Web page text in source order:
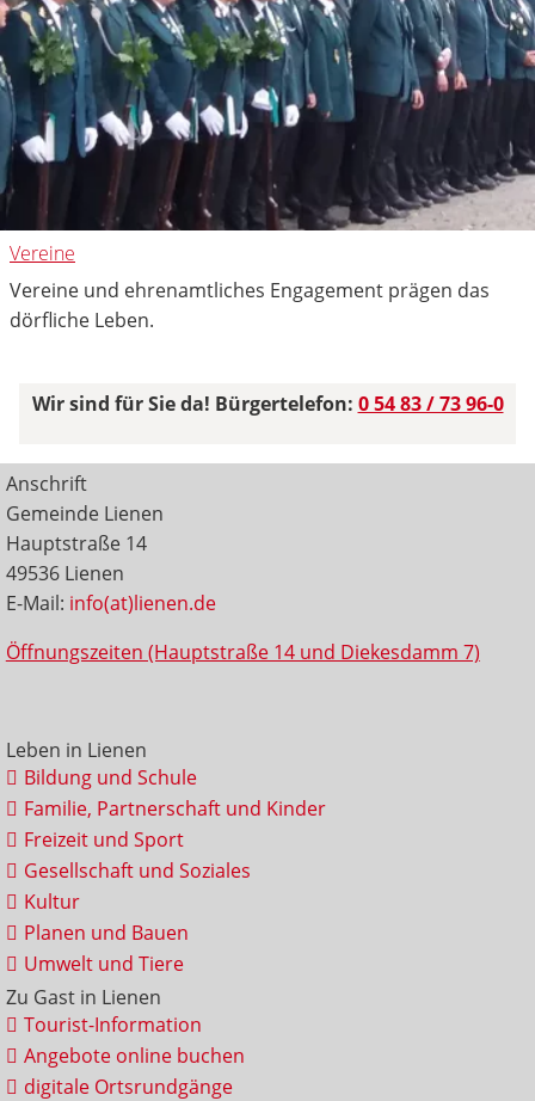
Vereine
Vereine und ehrenamtliches Engagement prägen das
dörfliche Leben.
Wir sind für Sie da! Bürgertelefon: 0 54 83 / 73 96-0
Anschrift
Gemeinde Lienen
Hauptstraße 14
49536 Lienen
E-Mail: info(at)lienen.de
Öffnungszeiten (Hauptstraße 14 und Diekesdamm 7)
Leben in Lienen
Bildung und Schule
Familie, Partnerschaft und Kinder
Freizeit und Sport
Gesellschaft und Soziales
Kultur
Planen und Bauen
Umwelt und Tiere
Zu Gast in Lienen
Tourist-Information
Angebote online buchen
digitale Ortsrundgänge